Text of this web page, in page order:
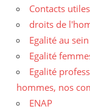
Contacts
droits de
Egalité au
Egalité
Egalité
hommes, nos
ENAP